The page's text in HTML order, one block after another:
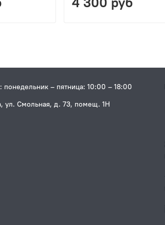
понедельник – пятница: 10:00 – 18:00
ул. Смольная, д. 73, помещ. 1Н